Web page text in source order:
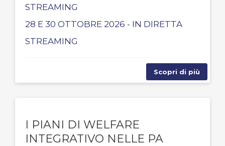
STREAMING
28 E 30 OTTOBRE 2026 - IN DIRETTA
STREAMING
Scopri di più
I PIANI DI WELFARE
INTEGRATIVO NELLE PA